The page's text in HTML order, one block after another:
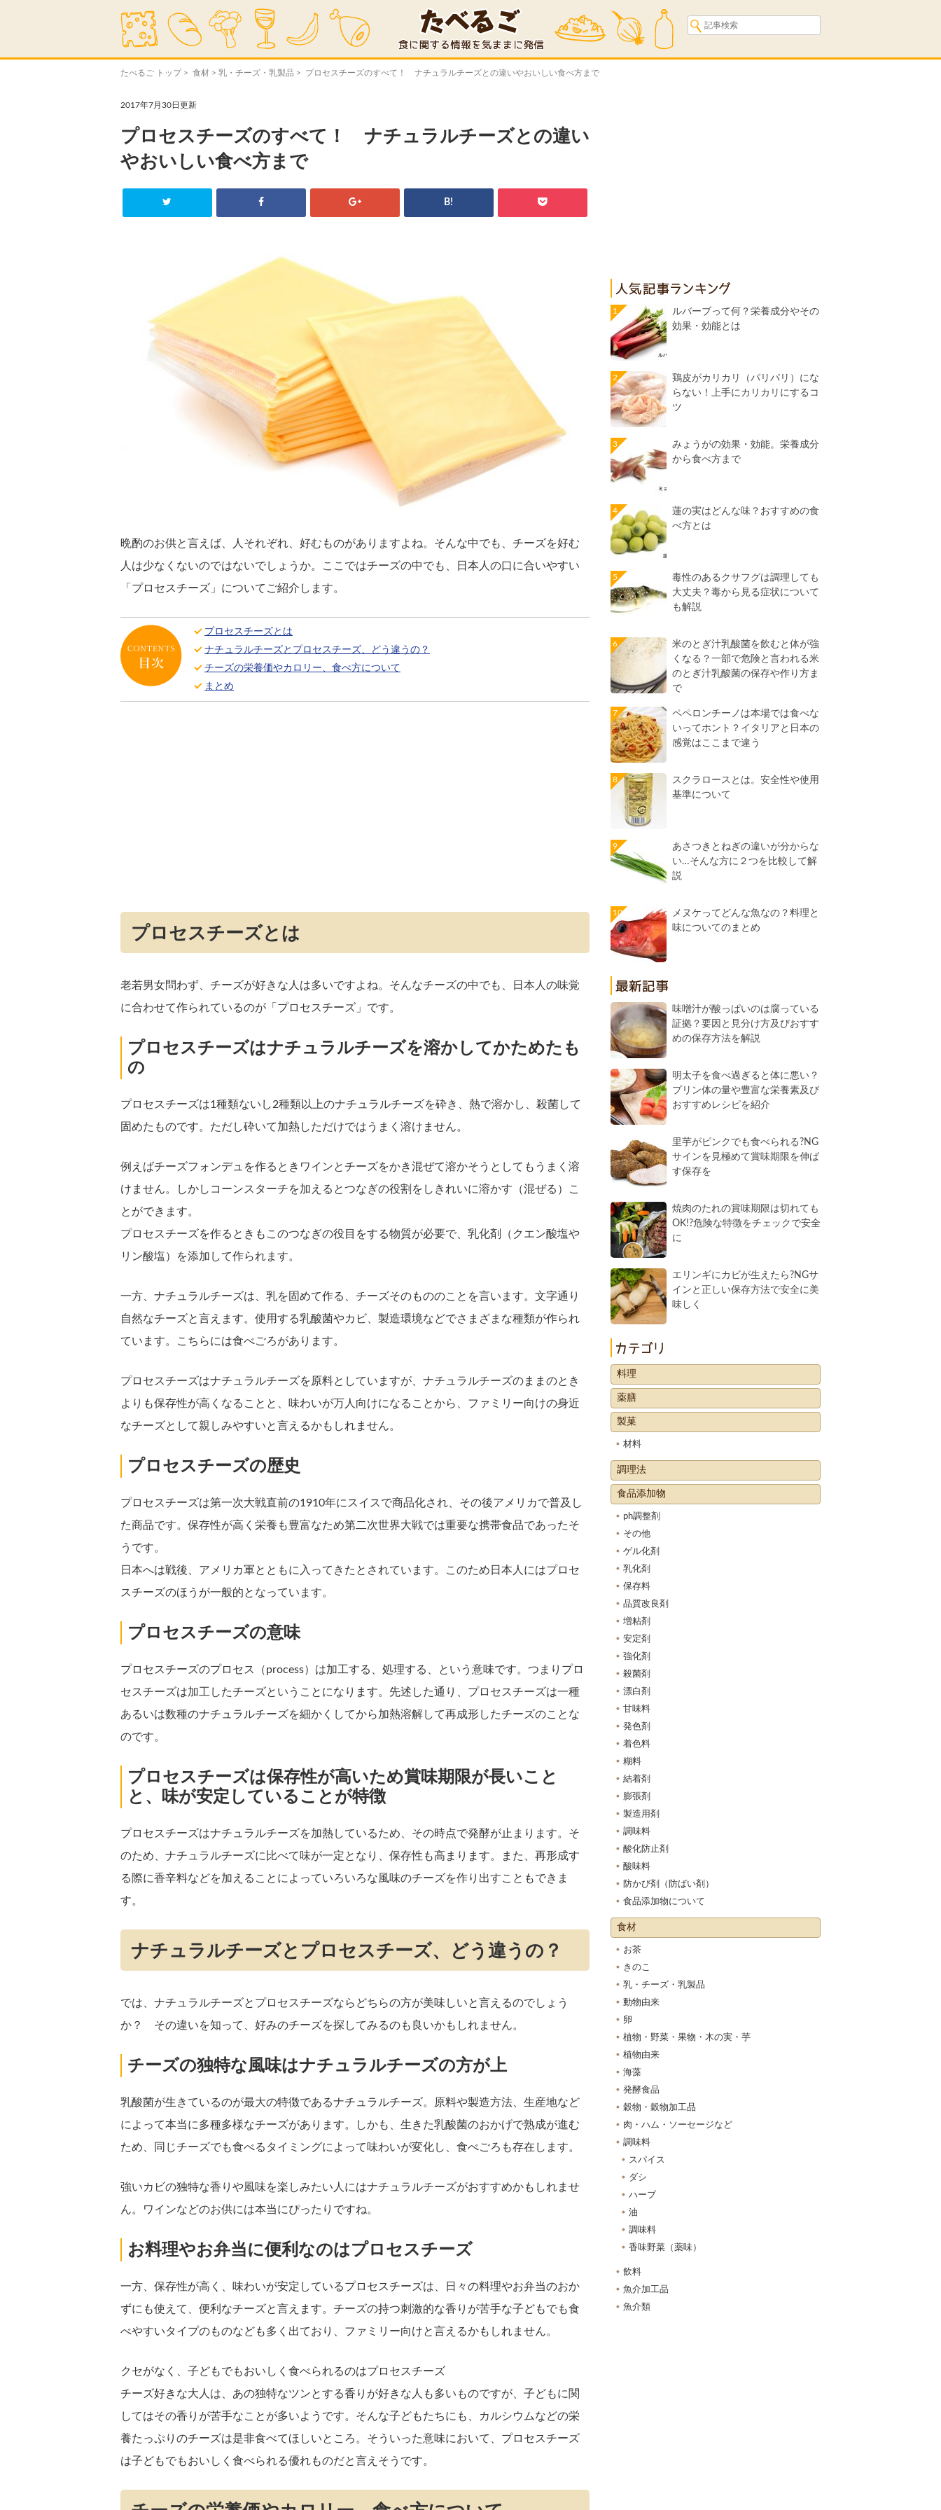
たべるご トップ> 食材 > 乳・チーズ・乳製品 > プロセスチーズのすべて！ ナチュラルチーズとの違いやおいしい食べ方まで
2017年7月30日更新
プロセスチーズのすべて！ ナチュラルチーズとの違い
やおいしい食べ方まで
B!
晩酌のお供と言えば、人それぞれ、好むものがありますよね。そんな中でも、チーズを好む
人は少なくないのではないでしょうか。ここではチーズの中でも、日本人の口に合いやすい
「プロセスチーズ」についてご紹介します。
プロセスチーズとは
ナチュラルチーズとプロセスチーズ、どう違うの？
チーズの栄養価やカロリー、食べ方について
まとめ
プロセスチーズとは
老若男女問わず、チーズが好きな人は多いですよね。そんなチーズの中でも、日本人の味覚
に合わせて作られているのが「プロセスチーズ」です。
プロセスチーズはナチュラルチーズを溶かしてかためたも
の
プロセスチーズは1種類ないし2種類以上のナチュラルチーズを砕き、熱で溶かし、殺菌して
固めたものです。ただし砕いて加熱しただけではうまく溶けません。
例えばチーズフォンデュを作るときワインとチーズをかき混ぜて溶かそうとしてもうまく溶
けません。しかしコーンスターチを加えるとつなぎの役割をしきれいに溶かす（混ぜる）こ
とができます。
プロセスチーズを作るときもこのつなぎの役目をする物質が必要で、乳化剤（クエン酸塩や
リン酸塩）を添加して作られます。
一方、ナチュラルチーズは、乳を固めて作る、チーズそのもののことを言います。文字通り
自然なチーズと言えます。使用する乳酸菌やカビ、製造環境などでさまざまな種類が作られ
ています。こちらには食べごろがあります。
プロセスチーズはナチュラルチーズを原料としていますが、ナチュラルチーズのままのとき
よりも保存性が高くなることと、味わいが万人向けになることから、ファミリー向けの身近
なチーズとして親しみやすいと言えるかもしれません。
プロセスチーズの歴史
プロセスチーズは第一次大戦直前の1910年にスイスで商品化され、その後アメリカで普及し
た商品です。保存性が高く栄養も豊富なため第二次世界大戦では重要な携帯食品であったそ
うです。
日本へは戦後、アメリカ軍とともに入ってきたとされています。このため日本人にはプロセ
スチーズのほうが一般的となっています。
プロセスチーズの意味
プロセスチーズのプロセス（process）は加工する、処理する、という意味です。つまりプロ
セスチーズは加工したチーズということになります。先述した通り、プロセスチーズは一種
あるいは数種のナチュラルチーズを細かくしてから加熱溶解して再成形したチーズのことな
のです。
プロセスチーズは保存性が高いため賞味期限が長いこと
と、味が安定していることが特徴
プロセスチーズはナチュラルチーズを加熱しているため、その時点で発酵が止まります。そ
のため、ナチュラルチーズに比べて味が一定となり、保存性も高まります。また、再形成す
る際に香辛料などを加えることによっていろいろな風味のチーズを作り出すこともできま
す。
ナチュラルチーズとプロセスチーズ、どう違うの？
では、ナチュラルチーズとプロセスチーズならどちらの方が美味しいと言えるのでしょう
か？ その違いを知って、好みのチーズを探してみるのも良いかもしれません。
チーズの独特な風味はナチュラルチーズの方が上
乳酸菌が生きているのが最大の特徴であるナチュラルチーズ。原料や製造方法、生産地など
によって本当に多種多様なチーズがあります。しかも、生きた乳酸菌のおかげで熟成が進む
ため、同じチーズでも食べるタイミングによって味わいが変化し、食べごろも存在します。
強いカビの独特な香りや風味を楽しみたい人にはナチュラルチーズがおすすめかもしれませ
ん。ワインなどのお供には本当にぴったりですね。
お料理やお弁当に便利なのはプロセスチーズ
一方、保存性が高く、味わいが安定しているプロセスチーズは、日々の料理やお弁当のおか
ずにも使えて、便利なチーズと言えます。チーズの持つ刺激的な香りが苦手な子どもでも食
べやすいタイプのものなども多く出ており、ファミリー向けと言えるかもしれません。
クセがなく、子どもでもおいしく食べられるのはプロセスチーズ
チーズ好きな大人は、あの独特なツンとする香りが好きな人も多いものですが、子どもに関
してはその香りが苦手なことが多いようです。そんな子どもたちにも、カルシウムなどの栄
養たっぷりのチーズは是非食べてほしいところ。そういった意味において、プロセスチーズ
は子どもでもおいしく食べられる優れものだと言えそうです。
ルバーブって何？栄養成分やその
効果・効能とは
鶏皮がカリカリ（パリパリ）にな
らない！上手にカリカリにするコ
ツ
みょうがの効果・効能。栄養成分
から食べ方まで
蓮の実はどんな味？おすすめの食
べ方とは
毒性のあるクサフグは調理しても
大丈夫？毒から見る症状について
も解説
米のとぎ汁乳酸菌を飲むと体が強
くなる？一部で危険と言われる米
のとぎ汁乳酸菌の保存や作り方ま
で
ペペロンチーノは本場では食べな
いってホント？イタリアと日本の
感覚はここまで違う
スクラロースとは。安全性や使用
基準について
あさつきとねぎの違いが分からな
い…そんな方に２つを比較して解
説
メヌケってどんな魚なの？料理と
味についてのまとめ
味噌汁が酸っぱいのは腐っている
証拠？要因と見分け方及びおすす
めの保存方法を解説
明太子を食べ過ぎると体に悪い？
プリン体の量や豊富な栄養素及び
おすすめレシピを紹介
里芋がピンクでも食べられる?NG
サインを見極めて賞味期限を伸ば
す保存を
焼肉のたれの賞味期限は切れても
OK!?危険な特徴をチェックで安全
に
エリンギにカビが生えたら?NGサ
インと正しい保存方法で安全に美
味しく
料理
薬膳
製菓
材料
調理法
食品添加物
ph調整剤
その他
ゲル化剤
乳化剤
保存料
品質改良剤
増粘剤
安定剤
強化剤
殺菌剤
漂白剤
甘味料
発色剤
着色料
糊料
結着剤
膨張剤
製造用剤
調味料
酸化防止剤
酸味料
防かび剤（防ばい剤）
食品添加物について
食材
お茶
きのこ
乳・チーズ・乳製品
動物由来
卵
植物・野菜・果物・木の実・芋
植物由来
海藻
発酵食品
穀物・穀物加工品
肉・ハム・ソーセージなど
調味料
スパイス
ダシ
ハーブ
油
調味料
香味野菜（薬味）
飲料
魚介加工品
魚介類